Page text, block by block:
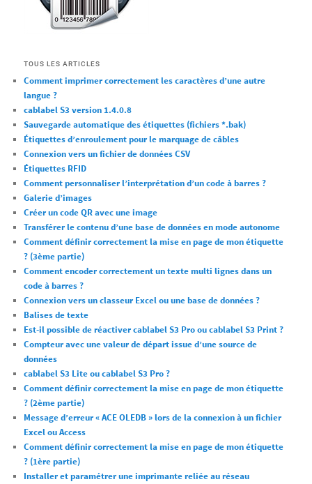
TOUS LES ARTICLES
Comment imprimer correctement les caractères d’une autre
langue ?
cablabel S3 version 1.4.0.8
Sauvegarde automatique des étiquettes (fichiers *.bak)
Étiquettes d’enroulement pour le marquage de câbles
Connexion vers un fichier de données CSV
Étiquettes RFID
Comment personnaliser l’interprétation d’un code à barres ?
Galerie d’images
Créer un code QR avec une image
Transférer le contenu d’une base de données en mode autonome
Comment définir correctement la mise en page de mon étiquette
? (3ème partie)
Comment encoder correctement un texte multi lignes dans un
code à barres ?
Connexion vers un classeur Excel ou une base de données ?
Balises de texte
Est-il possible de réactiver cablabel S3 Pro ou cablabel S3 Print ?
Compteur avec une valeur de départ issue d’une source de
données
cablabel S3 Lite ou cablabel S3 Pro ?
Comment définir correctement la mise en page de mon étiquette
? (2ème partie)
Message d’erreur « ACE OLEDB » lors de la connexion à un fichier
Excel ou Access
Comment définir correctement la mise en page de mon étiquette
? (1ère partie)
Installer et paramétrer une imprimante reliée au réseau